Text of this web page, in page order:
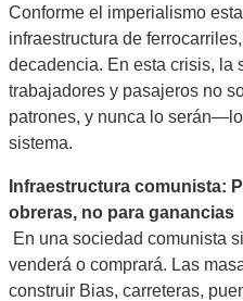
Conforme el imperialismo
infraestructura de
decadencia. En esta crisis, la
trabajadores y pasajeros no
patrones, y nunca lo
sistema.
Infraestructura comunista:
obreras, no para ganancias
En una sociedad comunista
venderá o comprará. Las
construir Bias, carreteras,